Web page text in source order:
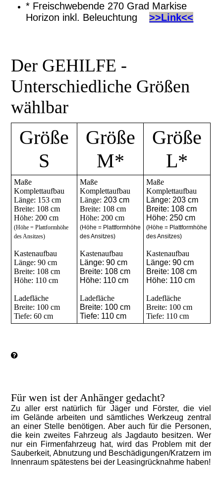
* Freischwebende 270 Grad Markise
Horizon inkl. Beleuchtung>>Link<<
Der GEHILFE -
Unterschiedliche Größen
wählbar
Größe
S
Größe
M*
Größe
L*
Maße
Komplettaufbau
Länge: 153 cm
Breite: 108 cm
Höhe: 200 cm
(Höhe = Plattformhöhe
des Ansitzes)
Kastenaufbau
Länge: 90 cm
Breite: 108 cm
Höhe: 110 cm
Ladefläche
Breite: 100 cm
Tiefe: 60 cm
Maße
Komplettaufbau
Länge: 203 cm
Breite: 108 cm
Höhe: 200 cm
(Höhe = Plattformhöhe
des Ansitzes)
Kastenaufbau
Länge: 90 cm
Breite: 108 cm
Höhe: 110 cm
Ladefläche
Breite: 100 cm
Tiefe: 110 cm
Maße
Komplettaufbau
Länge: 203 cm
Breite: 108 cm
Höhe: 250 cm
(Höhe = Plattformhöhe
des Ansitzes)
Kastenaufbau
Länge: 90 cm
Breite: 108 cm
Höhe: 110 cm
Ladefläche
Breite: 100 cm
Tiefe: 110 cm
Für wen ist der Anhänger gedacht?
Zu aller erst natürlich für Jäger und Förster, die viel
im Gelände arbeiten und sämtliches Werkzeug zentral
an einer Stelle benötigen. Aber auch für die Personen,
die kein zweites Fahrzeug als Jagdauto besitzen. Wer
nur ein Firmenfahrzeug hat, wird das Problem mit der
Sauberkeit, Abnutzung und Beschädigungen/Kratzern im
Innenraum spätestens bei der Leasingrücknahme haben!